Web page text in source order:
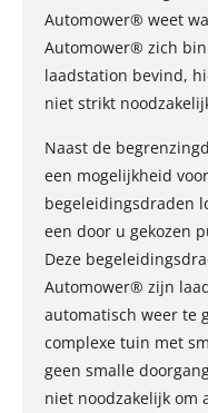
Automower® weet
Automower® zich
laadstation bevind,
niet strikt
Naast de
een mogelijkheid
begeleidingsdraden
een door u gekozen
Deze
Automower® zijn
automatisch weer te
complexe tuin met
geen smalle
niet noodzakelijk om